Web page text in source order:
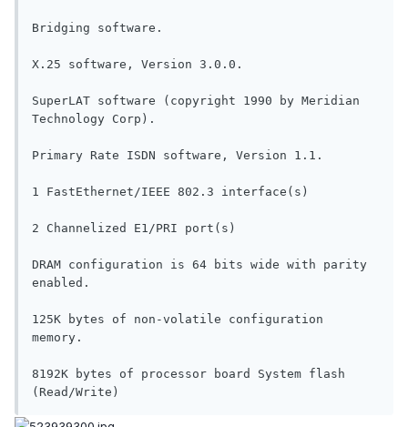
Bridging software.
X.25 software, Version 3.0.0.
SuperLAT software (copyright 1990 by Meridian
Technology Corp).
Primary Rate ISDN software, Version 1.1.
1 FastEthernet/IEEE 802.3 interface(s)
2 Channelized E1/PRI port(s)
DRAM configuration is 64 bits wide with parity
enabled.
125K bytes of non-volatile configuration
memory.
8192K bytes of processor board System flash
(Read/Write)